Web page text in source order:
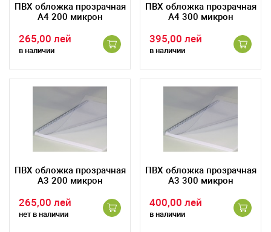
ПВХ обложка прозрачная
А4 200 микрон
265,00 лей
в наличии
ПВХ обложка прозрачная
А4 300 микрон
395,00 лей
в наличии
ПВХ обложка прозрачная
А3 200 микрон
265,00 лей
нет в наличии
ПВХ обложка прозрачная
А3 300 микрон
400,00 лей
в наличии